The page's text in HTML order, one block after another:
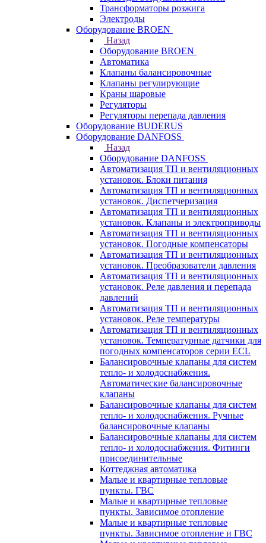
Трансформаторы розжига
Электроды
Оборудование BROEN
Назад
Оборудование BROEN
Автоматика
Клапаны балансировочные
Клапаны регулирующие
Краны шаровые
Регуляторы
Регуляторы перепада давления
Оборудование BUDERUS
Оборудование DANFOSS
Назад
Оборудование DANFOSS
Автоматизация ТП и вентиляционных
установок. Блоки питания
Автоматизация ТП и вентиляционных
установок. Диспетчеризация
Автоматизация ТП и вентиляционных
установок. Клапаны и электроприводы
Автоматизация ТП и вентиляционных
установок. Погодные компенсаторы
Автоматизация ТП и вентиляционных
установок. Преобразователи давления
Автоматизация ТП и вентиляционных
установок. Реле давления и перепада
давлений
Автоматизация ТП и вентиляционных
установок. Реле температуры
Автоматизация ТП и вентиляционных
установок. Температурные датчики для
погодных компенсаторов серии ECL
Балансировочные клапаны для систем
тепло- и холодоснабжения.
Автоматические балансировочные
клапаны
Балансировочные клапаны для систем
тепло- и холодоснабжения. Ручные
балансировочные клапаны
Балансировочные клапаны для систем
тепло- и холодоснабжения. Фитинги
присоединительные
Коттеджная автоматика
Малые и квартирные тепловые
пункты. ГВС
Малые и квартирные тепловые
пункты. Зависимое отопление
Малые и квартирные тепловые
пункты. Зависимое отопление и ГВС